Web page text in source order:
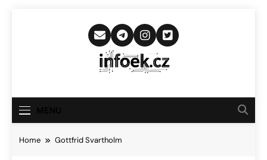
Infoek.cz
Novinkám
Home Gottfrid Svartholm